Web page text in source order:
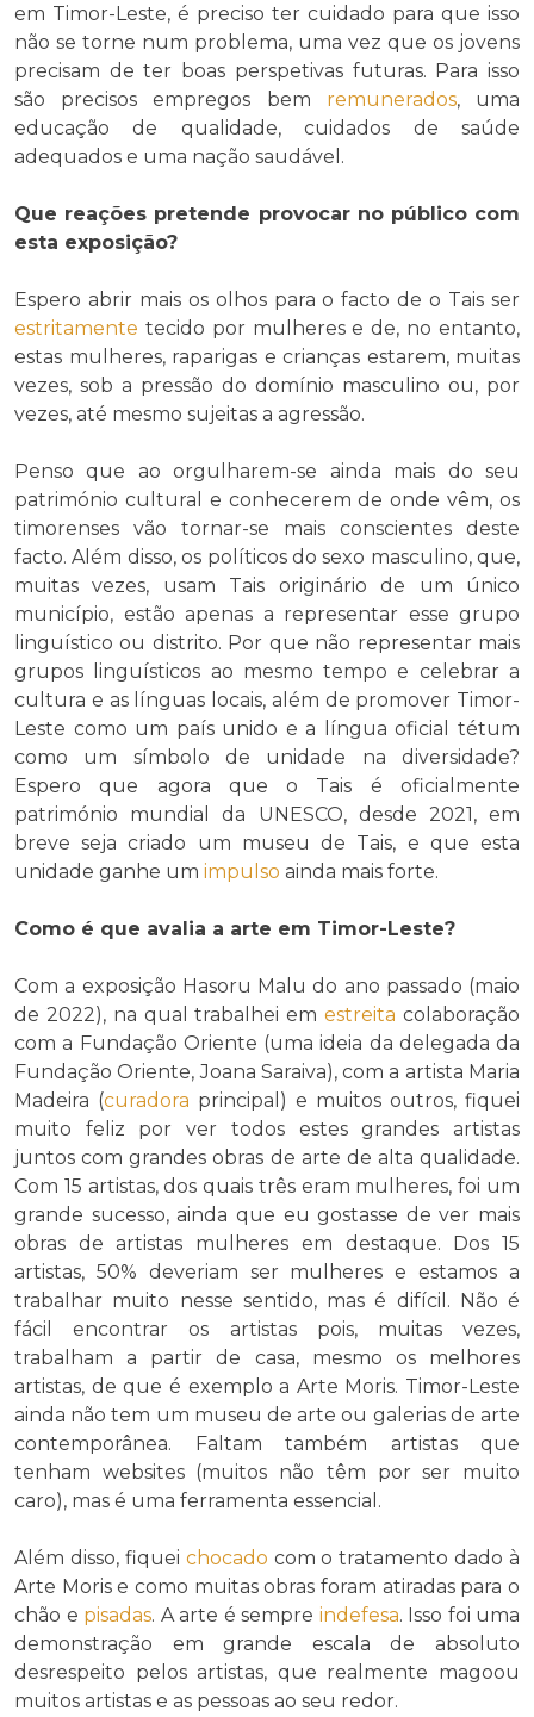
em Timor-Leste, é preciso ter cuidado para que isso
não se torne num problema, uma vez que os jovens
precisam de ter boas perspetivas futuras. Para isso
são precisos empregos bem remunerados, uma
educação de qualidade, cuidados de saúde
adequados e uma nação saudável.
Que reações pretende provocar no público com
esta exposição?
Espero abrir mais os olhos para o facto de o Tais ser
estritamente tecido por mulheres e de, no entanto,
estas mulheres, raparigas e crianças estarem, muitas
vezes, sob a pressão do domínio masculino ou, por
vezes, até mesmo sujeitas a agressão.
Penso que ao orgulharem-se ainda mais do seu
património cultural e conhecerem de onde vêm, os
timorenses vão tornar-se mais conscientes deste
facto. Além disso, os políticos do sexo masculino, que,
muitas vezes, usam Tais originário de um único
município, estão apenas a representar esse grupo
linguístico ou distrito. Por que não representar mais
grupos linguísticos ao mesmo tempo e celebrar a
cultura e as línguas locais, além de promover Timor-
Leste como um país unido e a língua oficial tétum
como um símbolo de unidade na diversidade?
Espero que agora que o Tais é oficialmente
património mundial da UNESCO, desde 2021, em
breve seja criado um museu de Tais, e que esta
unidade ganhe um impulso ainda mais forte.
Como é que avalia a arte em Timor-Leste?
Com a exposição Hasoru Malu do ano passado (maio
de 2022), na qual trabalhei emestreita colaboração
com a Fundação Oriente (uma ideia da delegada da
Fundação Oriente, Joana Saraiva), com a artista Maria
Madeira (curadora principal) e muitos outros, fiquei
muito feliz por ver todos estes grandes artistas
juntos com grandes obras de arte de alta qualidade.
Com 15 artistas, dos quais três eram mulheres, foi um
grande sucesso, ainda que eu gostasse de ver mais
obras de artistas mulheres em destaque. Dos 15
artistas, 50% deveriam ser mulheres e estamos a
trabalhar muito nesse sentido, mas é difícil. Não é
fácil encontrar os artistas pois, muitas vezes,
trabalham a partir de casa, mesmo os melhores
artistas, de que é exemplo a Arte Moris. Timor-Leste
ainda não tem um museu de arte ou galerias de arte
contemporânea. Faltam também artistas que
tenham websites (muitos não têm por ser muito
caro), mas é uma ferramenta essencial.
Além disso, fiquei chocado com o tratamento dado à
Arte Moris e como muitas obras foram atiradas para o
chão e pisadas. A arte é sempre indefesa. Isso foi uma
demonstração em grande escala de absoluto
desrespeito pelos artistas, que realmente magoou
muitos artistas e as pessoas ao seu redor.